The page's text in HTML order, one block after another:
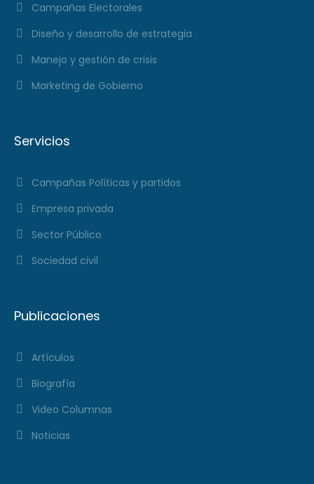
Campañas Electorales
Diseño y desarrollo de estrategia
Manejo y gestión de crisis
Marketing de Gobierno
Servicios
Campañas Políticas y partidos
Empresa privada
Sector Público
Sociedad civil
Publicaciones
Artículos
Biografía
Video Columnas
Noticias